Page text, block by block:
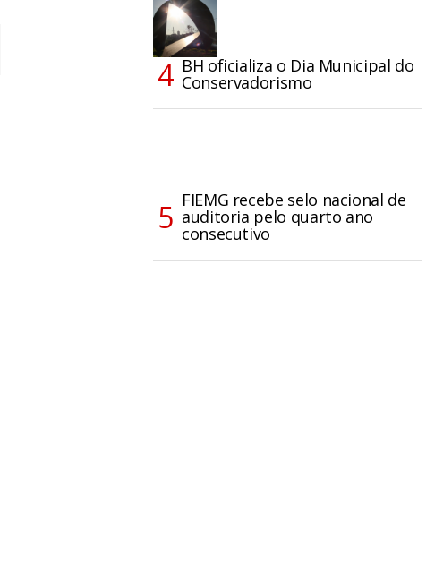
BH oficializa o Dia Municipal do
Conservadorismo
FIEMG recebe selo nacional de
auditoria pelo quarto ano
consecutivo